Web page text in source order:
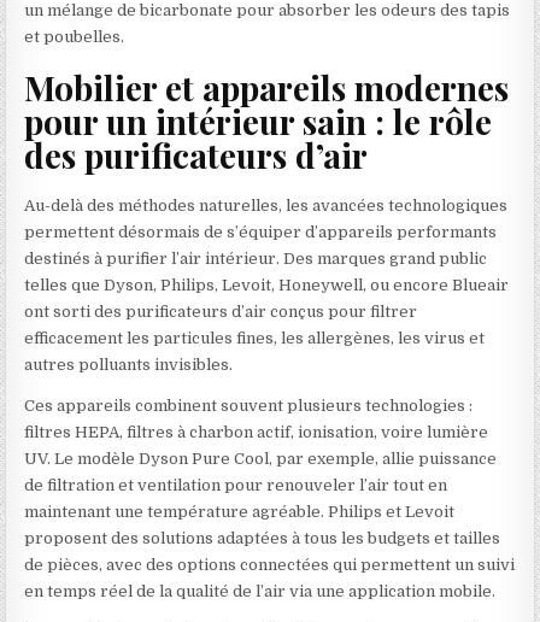
un mélange de bicarbonate pour absorber les odeurs des tapis
et poubelles.
Mobilier et appareils modernes
pour un intérieur sain : le rôle
des purificateurs d’air
Au-delà des méthodes naturelles, les avancées technologiques
permettent désormais de s’équiper d’appareils performants
destinés à purifier l’air intérieur. Des marques grand public
telles que Dyson, Philips, Levoit, Honeywell, ou encore Blueair
ont sorti des purificateurs d’air conçus pour filtrer
efficacement les particules fines, les allergènes, les virus et
autres polluants invisibles.
Ces appareils combinent souvent plusieurs technologies :
filtres HEPA, filtres à charbon actif, ionisation, voire lumière
UV. Le modèle Dyson Pure Cool, par exemple, allie puissance
de filtration et ventilation pour renouveler l’air tout en
maintenant une température agréable. Philips et Levoit
proposent des solutions adaptées à tous les budgets et tailles
de pièces, avec des options connectées qui permettent un suivi
en temps réel de la qualité de l’air via une application mobile.